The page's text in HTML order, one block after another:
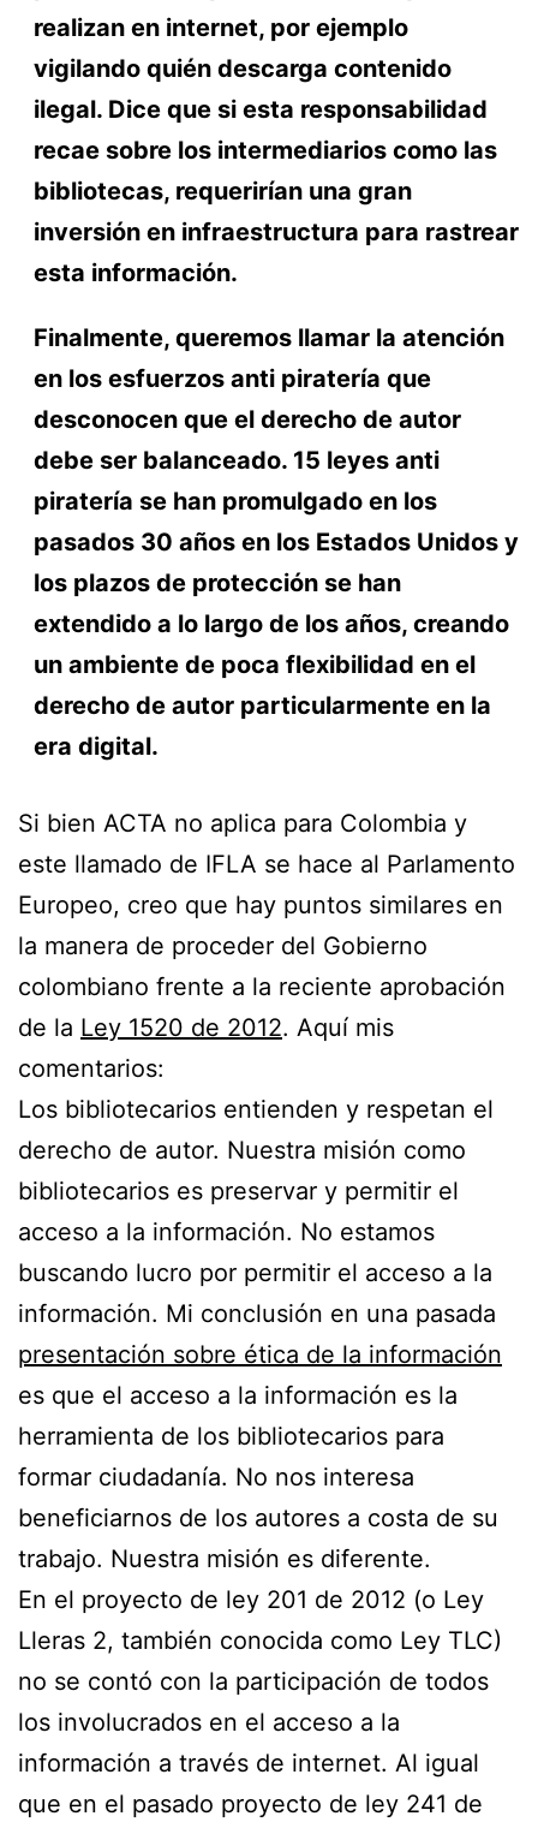
realizan en internet, por ejemplo
vigilando quién descarga contenido
ilegal. Dice que si esta responsabilidad
recae sobre los intermediarios como las
bibliotecas, requerirían una gran
inversión en infraestructura para rastrear
esta información.
Finalmente, queremos llamar la atención
en los esfuerzos anti piratería que
desconocen que el derecho de autor
debe ser balanceado. 15 leyes anti
piratería se han promulgado en los
pasados 30 años en los Estados Unidos y
los plazos de protección se han
extendido a lo largo de los años, creando
un ambiente de poca flexibilidad en el
derecho de autor particularmente en la
era digital.
Si bien ACTA no aplica para Colombia y
este llamado de IFLA se hace al Parlamento
Europeo, creo que hay puntos similares en
la manera de proceder del Gobierno
colombiano frente a la reciente aprobación
de la Ley 1520 de 2012. Aquí mis
comentarios:
Los bibliotecarios entienden y respetan el
derecho de autor. Nuestra misión como
bibliotecarios es preservar y permitir el
acceso a la información. No estamos
buscando lucro por permitir el acceso a la
información. Mi conclusión en una pasada
presentación sobre ética de la información
es que el acceso a la información es la
herramienta de los bibliotecarios para
formar ciudadanía. No nos interesa
beneficiarnos de los autores a costa de su
trabajo. Nuestra misión es diferente.
En el proyecto de ley 201 de 2012 (o Ley
Lleras 2, también conocida como Ley TLC)
no se contó con la participación de todos
los involucrados en el acceso a la
información a través de internet. Al igual
que en el pasado proyecto de ley 241 de